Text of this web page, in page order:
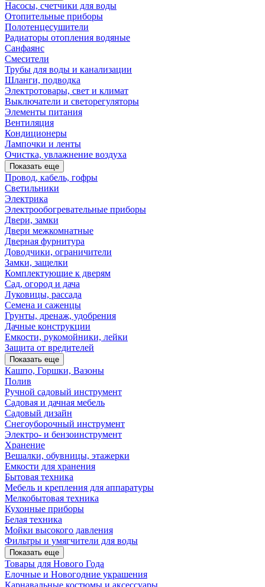
Насосы, счетчики для воды
Отопительные приборы
Полотенцесушители
Радиаторы отопления водяные
Санфаянс
Смесители
Трубы для воды и канализации
Шланги, подводка
Электротовары, свет и климат
Выключатели и светорегуляторы
Элементы питания
Вентиляция
Кондиционеры
Лампочки и ленты
Очистка, увлажнение воздуха
Показать еще
Провод, кабель, гофры
Светильники
Электрика
Электрообогревательные приборы
Двери, замки
Двери межкомнатные
Дверная фурнитура
Доводчики, ограничители
Замки, защелки
Комплектующие к дверям
Сад, огород и дача
Луковицы, рассада
Семена и саженцы
Грунты, дренаж, удобрения
Дачные конструкции
Емкости, рукомойники, лейки
Защита от вредителей
Показать еще
Кашпо, Горшки, Вазоны
Полив
Ручной садовый инструмент
Садовая и дачная мебель
Садовый дизайн
Снегоуборочный инструмент
Электро- и бензоинструмент
Хранение
Вешалки, обувницы, этажерки
Емкости для хранения
Бытовая техника
Мебель и крепления для аппаратуры
Мелкобытовая техника
Кухонные приборы
Белая техника
Мойки высокого давления
Фильтры и умягчители для воды
Показать еще
Товары для Нового Года
Елочные и Новогодние украшения
Карнавальные костюмы и аксессуары